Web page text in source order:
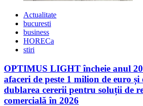
Actualitate
bucuresti
business
HORECa
stiri
OPTIMUS LIGHT încheie anul
afaceri de peste 1 milion de euro și
dublarea cererii pentru soluții de
comercială în 2026